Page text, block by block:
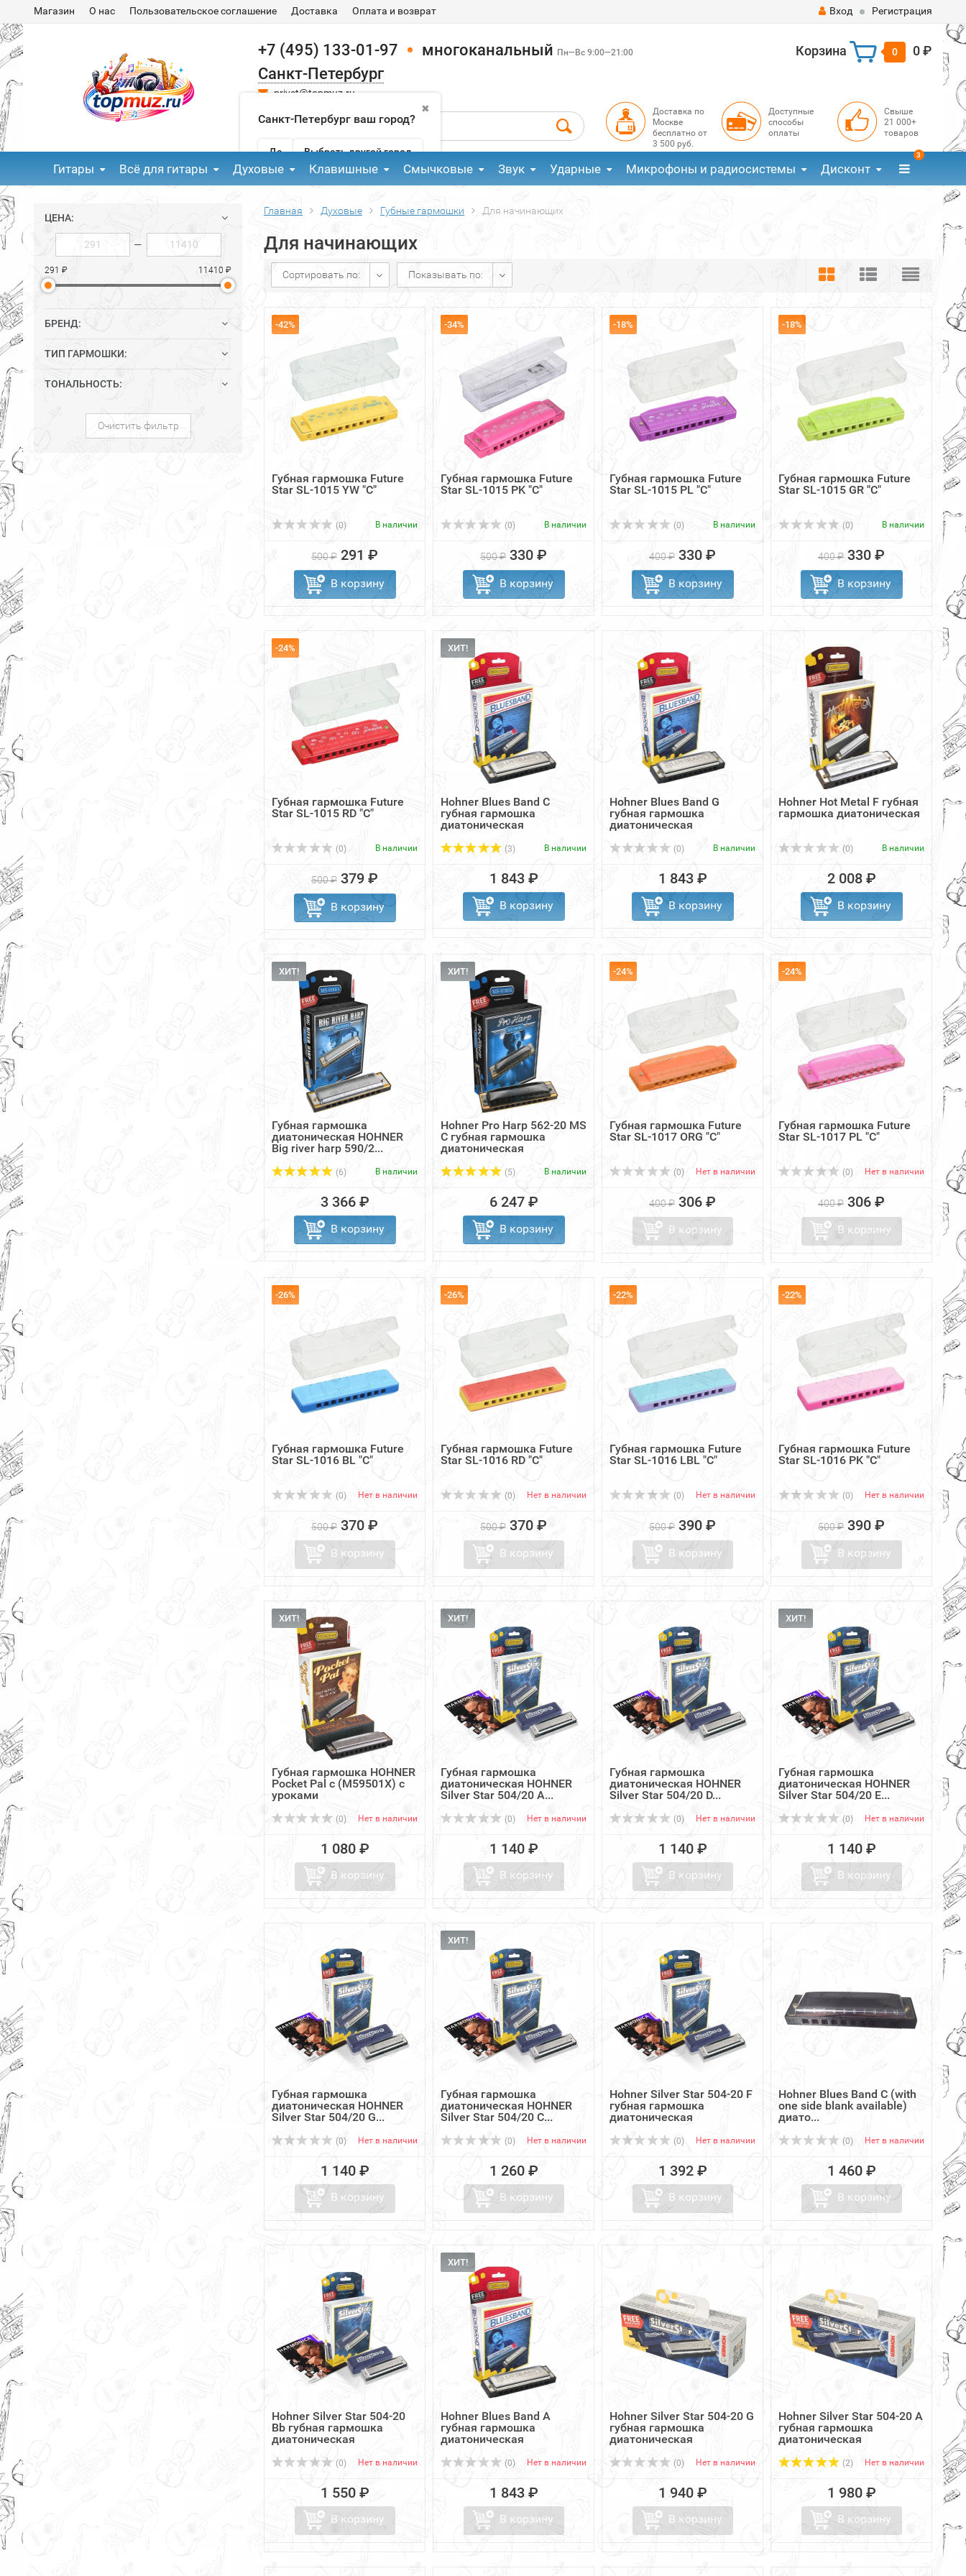
Магазин О нас Пользовательское соглашение Доставка Оплата и возврат Вход Регистрация
+7 (495) 133-01-97 многоканальный Пн—Вс 9:00—21:00
Санкт-Петербург
✖
Санкт-Петербург ваш город?
Да Выбрать другой город
privet@topmuz.ru
Корзина 0 0 ₽
Доставка по
Москве
бесплатно от
3 500 руб.
Доступные
способы
оплаты
Свыше
21 000+
товаров
Гитары Всё для гитары Духовые Клавишные Смычковые Звук Ударные Микрофоны и радиосистемы Дисконт
3
ЦЕНА:
—
291 ₽ 11410 ₽
БРЕНД:
ТИП ГАРМОШКИ:
ТОНАЛЬНОСТЬ:
Очистить фильтр
Главная Духовые Губные гармошки Для начинающих
Для начинающих
Сортировать по: Показывать по:
-42%
Губная гармошка Future
Star SL-1015 YW "C"
(0) В наличии
500 ₽ 291 ₽
В корзину
-34%
Губная гармошка Future
Star SL-1015 PK "C"
(0) В наличии
500 ₽ 330 ₽
В корзину
-18%
Губная гармошка Future
Star SL-1015 PL "C"
(0) В наличии
400 ₽ 330 ₽
В корзину
-18%
Губная гармошка Future
Star SL-1015 GR "C"
(0) В наличии
400 ₽ 330 ₽
В корзину
-24%
Губная гармошка Future
Star SL-1015 RD "C"
(0) В наличии
500 ₽ 379 ₽
В корзину
ХИТ!
Hohner Blues Band C
губная гармошка
диатоническая
(3) В наличии
1 843 ₽
В корзину
Hohner Blues Band G
губная гармошка
диатоническая
(0) В наличии
1 843 ₽
В корзину
Hohner Hot Metal F губная
гармошка диатоническая
(0) В наличии
2 008 ₽
В корзину
ХИТ!
Губная гармошка
диатоническая HOHNER
Big river harp 590/2...
(6) В наличии
3 366 ₽
В корзину
ХИТ!
Hohner Pro Harp 562-20 MS
C губная гармошка
диатоническая
(5) В наличии
6 247 ₽
В корзину
-24%
Губная гармошка Future
Star SL-1017 ORG "C"
(0) Нет в наличии
400 ₽ 306 ₽
В корзину
-24%
Губная гармошка Future
Star SL-1017 PL "C"
(0) Нет в наличии
400 ₽ 306 ₽
В корзину
-26%
Губная гармошка Future
Star SL-1016 BL "C"
(0) Нет в наличии
500 ₽ 370 ₽
В корзину
-26%
Губная гармошка Future
Star SL-1016 RD "C"
(0) Нет в наличии
500 ₽ 370 ₽
В корзину
-22%
Губная гармошка Future
Star SL-1016 LBL "C"
(0) Нет в наличии
500 ₽ 390 ₽
В корзину
-22%
Губная гармошка Future
Star SL-1016 PK "C"
(0) Нет в наличии
500 ₽ 390 ₽
В корзину
ХИТ!
Губная гармошка HOHNER
Pocket Pal с (M59501X) с
уроками
(0) Нет в наличии
1 080 ₽
В корзину
ХИТ!
Губная гармошка
диатоническая HOHNER
Silver Star 504/20 A...
(0) Нет в наличии
1 140 ₽
В корзину
Губная гармошка
диатоническая HOHNER
Silver Star 504/20 D...
(0) Нет в наличии
1 140 ₽
В корзину
ХИТ!
Губная гармошка
диатоническая HOHNER
Silver Star 504/20 E...
(0) Нет в наличии
1 140 ₽
В корзину
Губная гармошка
диатоническая HOHNER
Silver Star 504/20 G...
(0) Нет в наличии
1 140 ₽
В корзину
ХИТ!
Губная гармошка
диатоническая HOHNER
Silver Star 504/20 C...
(0) Нет в наличии
1 260 ₽
В корзину
Hohner Silver Star 504-20 F
губная гармошка
диатоническая
(0) Нет в наличии
1 392 ₽
В корзину
Hohner Blues Band C (with
one side blank available)
диато...
(0) Нет в наличии
1 460 ₽
В корзину
Hohner Silver Star 504-20
Bb губная гармошка
диатоническая
(0) Нет в наличии
1 550 ₽
В корзину
ХИТ!
Hohner Blues Band A
губная гармошка
диатоническая
(0) Нет в наличии
1 843 ₽
В корзину
Hohner Silver Star 504-20 G
губная гармошка
диатоническая
(0) Нет в наличии
1 940 ₽
В корзину
Hohner Silver Star 504-20 A
губная гармошка
диатоническая
(2) Нет в наличии
1 980 ₽
В корзину